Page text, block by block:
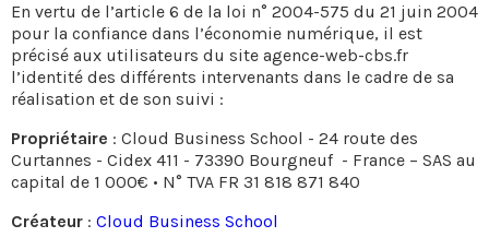
En vertu de l’article 6 de la loi n° 2004-575 du 21 juin 2004
pour la confiance dans l’économie numérique, il est
précisé aux utilisateurs du site agence-web-cbs.fr
l’identité des différents intervenants dans le cadre de sa
réalisation et de son suivi :
Propriétaire : Cloud Business School - 24 route des
Curtannes - Cidex 411 - 73390 Bourgneuf - France – SAS au
capital de 1 000€ • N° TVA FR 31 818 871 840
Créateur : Cloud Business School